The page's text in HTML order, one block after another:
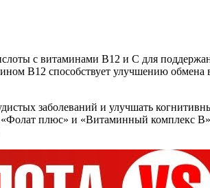
с витаминами В12 и С для
В12 способствует улучшению
заболеваний и улучшать
плюс» и «Витаминный комплекс